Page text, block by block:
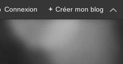
Connexion + Créer mon blog